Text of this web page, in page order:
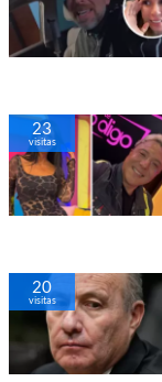
23
visitas
20
visitas